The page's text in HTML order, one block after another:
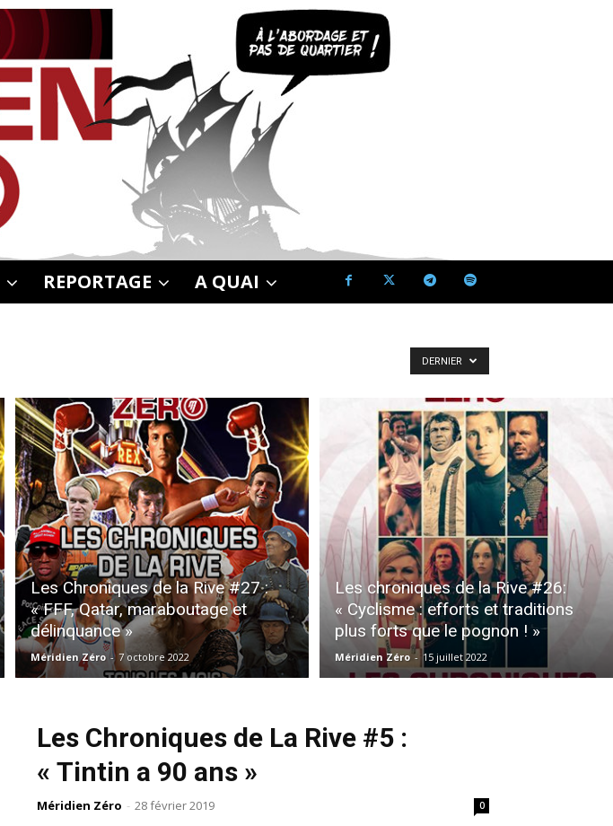
REPORTAGE A QUAI
DERNIER
Les Chroniques de la Rive #27 :
« FFF, Qatar, maraboutage et
délinquance »
Méridien Zéro - 7 octobre 2022
Les chroniques de la Rive #26:
« Cyclisme : efforts et traditions
plus forts que le pognon ! »
Méridien Zéro - 15 juillet 2022
Les Chroniques de La Rive #5 :
« Tintin a 90 ans »
Méridien Zéro - 28 février 2019 0